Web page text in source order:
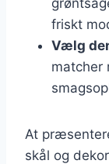
friskt
Vælg
matcher
At
skål og